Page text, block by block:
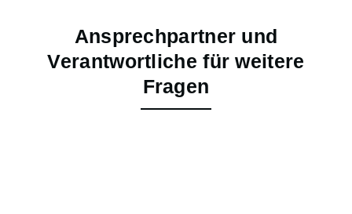
Ansprechpartner und
Verantwortliche für weitere
Fragen